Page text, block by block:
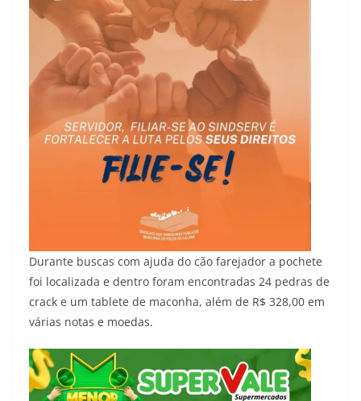
Durante buscas com ajuda do cão farejador a pochete
foi localizada e dentro foram encontradas 24 pedras de
crack e um tablete de maconha, além de R$ 328,00 em
várias notas e moedas.